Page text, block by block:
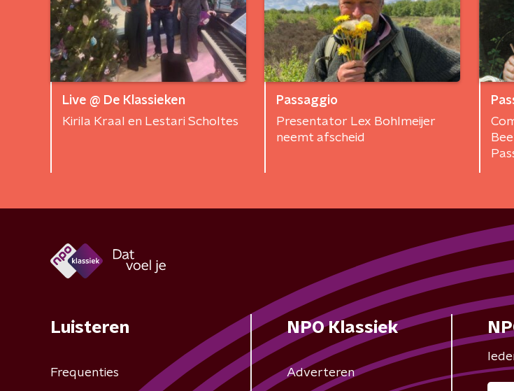
Live @ De Klassieken
Kirila Kraal en Lestari Scholtes
Passaggio
Presentator Lex Bohlmeijer
neemt afscheid
Luisteren
Frequenties
NPO Klassiek
Adverteren